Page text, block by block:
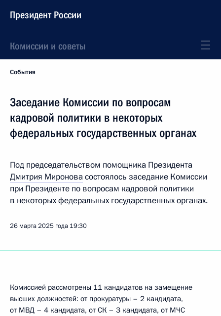
Президент России
Комиссии и советы
События
Заседание Комиссии по вопросам
кадровой политики в некоторых
федеральных государственных органах
Под председательством помощника Президента
Дмитрия Мироновасостоялось заседание Комиссии
при Президенте по вопросам кадровой политики
в некоторых федеральных государственных органах.
26 марта 2025 года 19:30
Комиссией рассмотрены 11 кандидатов на замещение
высших должностей: от прокуратуры – 2 кандидата,
от МВД – 4 кандидата, от СК – 3 кандидата, от МЧС